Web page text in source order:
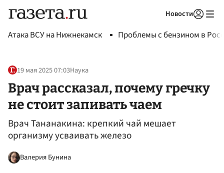
Новости
Атака ВСУ на Нижнекамск Проблемы с бензином в
19 мая 2025 07:03Наука
Врач рассказал, почему гречку
не стоит запивать чаем
Врач Тананакина: крепкий чай мешает
организму усваивать железо
Валерия Бунина